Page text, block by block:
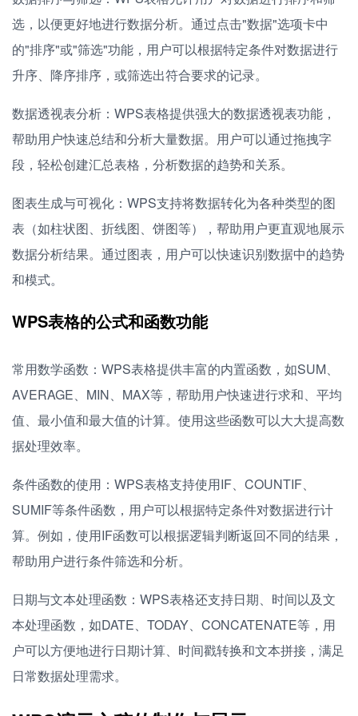
选，以便更好地进行数据分析。通过点击"数据"选项卡中
的"排序"或"筛选"功能，用户可以根据特定条件对数据进行
升序、降序排序，或筛选出符合要求的记录。
数据透视表分析：WPS表格提供强大的数据透视表功能，
帮助用户快速总结和分析大量数据。用户可以通过拖拽字
段，轻松创建汇总表格，分析数据的趋势和关系。
图表生成与可视化：WPS支持将数据转化为各种类型的图
表（如柱状图、折线图、饼图等），帮助用户更直观地展示
数据分析结果。通过图表，用户可以快速识别数据中的趋势
和模式。
WPS表格的公式和函数功能
常用数学函数：WPS表格提供丰富的内置函数，如SUM、
AVERAGE、MIN、MAX等，帮助用户快速进行求和、平均
值、最小值和最大值的计算。使用这些函数可以大大提高数
据处理效率。
条件函数的使用：WPS表格支持使用IF、COUNTIF、
SUMIF等条件函数，用户可以根据特定条件对数据进行计
算。例如，使用IF函数可以根据逻辑判断返回不同的结果，
帮助用户进行条件筛选和分析。
日期与文本处理函数：WPS表格还支持日期、时间以及文
本处理函数，如DATE、TODAY、CONCATENATE等，用
户可以方便地进行日期计算、时间戳转换和文本拼接，满足
日常数据处理需求。